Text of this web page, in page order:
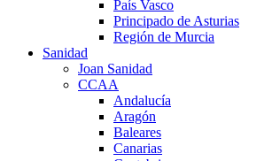
País Vasco
Principado de Asturias
Región de Murcia
Sanidad
Joan Sanidad
CCAA
Andalucía
Aragón
Baleares
Canarias